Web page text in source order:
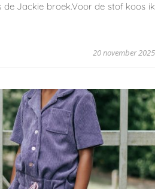
de Jackie broek.Voor de stof koos ik
20 november 2025